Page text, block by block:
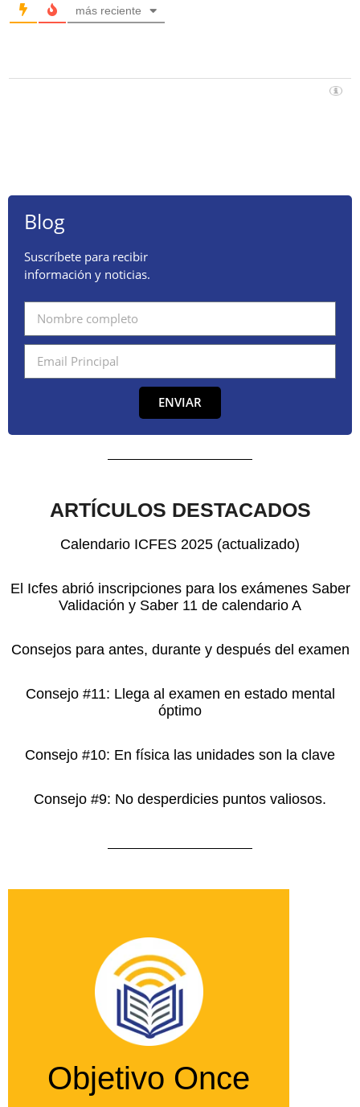
más reciente
Blog
Suscríbete para recibir
información y noticias.
ENVIAR
ARTÍCULOS DESTACADOS
Calendario ICFES 2025 (actualizado)
El Icfes abrió inscripciones para los exámenes Saber
Validación y Saber 11 de calendario A
Consejos para antes, durante y después del examen
Consejo #11: Llega al examen en estado mental
óptimo
Consejo #10: En física las unidades son la clave
Consejo #9: No desperdicies puntos valiosos.
Objetivo Once